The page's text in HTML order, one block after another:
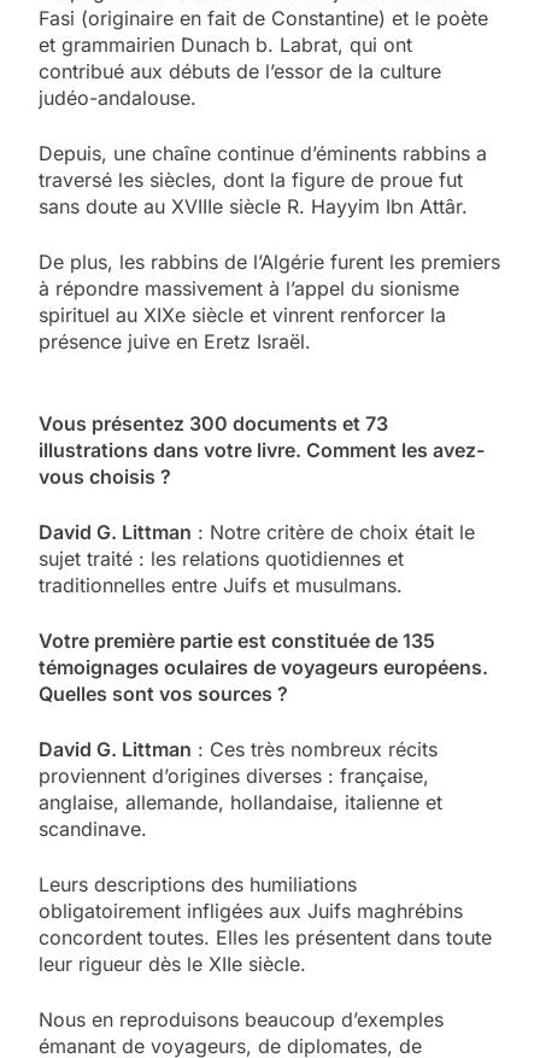
Fasi (originaire en fait de Constantine) et le poète
et grammairien Dunach b. Labrat, qui ont
contribué aux débuts de l’essor de la culture
judéo-andalouse.
Depuis, une chaîne continue d’éminents rabbins a
traversé les siècles, dont la figure de proue fut
sans doute au XVIIIe siècle R. Hayyim Ibn Attâr.
De plus, les rabbins de l’Algérie furent les premiers
à répondre massivement à l’appel du sionisme
spirituel au XIXe siècle et vinrent renforcer la
présence juive en Eretz Israël.
Vous présentez 300 documents et 73
illustrations dans votre livre. Comment les avez-
vous choisis ?
David G. Littman : Notre critère de choix était le
sujet traité : les relations quotidiennes et
traditionnelles entre Juifs et musulmans.
Votre première partie est constituée de 135
témoignages oculaires de voyageurs européens.
Quelles sont vos sources ?
David G. Littman : Ces très nombreux récits
proviennent d’origines diverses : française,
anglaise, allemande, hollandaise, italienne et
scandinave.
Leurs descriptions des humiliations
obligatoirement infligées aux Juifs maghrébins
concordent toutes. Elles les présentent dans toute
leur rigueur dès le XIIe siècle.
Nous en reproduisons beaucoup d’exemples
émanant de voyageurs, de diplomates, de